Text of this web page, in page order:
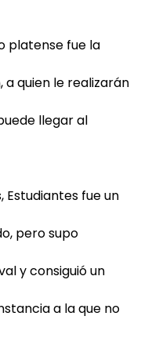
platense fue la
a quien le realizarán
llegar al
Estudiantes fue un
pero supo
y consiguió un
a la que no